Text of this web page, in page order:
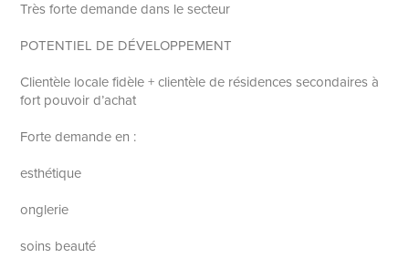
Très forte demande dans le secteur
POTENTIEL DE DÉVELOPPEMENT
Clientèle locale fidèle + clientèle de résidences secondaires à
fort pouvoir d’achat
Forte demande en :
esthétique
onglerie
soins beauté